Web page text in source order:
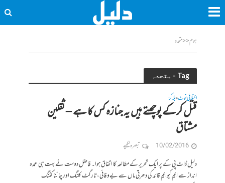
ہوم<<متحدہ
Tag - متحدہ
اختلافی نوٹ•بلاگز
قتل کرکے پوچھتے ہیں یہ جنازہ کس کا ہے – ثقلین
مشتاق
10/02/2016 تبصرہ لکھیے
دلیل ڈاٹ پی کے پر ایک تحریر کے مطالعہ کا اتفاق ہوا۔ فاضل دوست نے بہت ہی عمدہ
انداز سے ایم کیوایم قائد کی دھرتی ماں سے بےوفائی، ٹارگٹ کلنگ اور چائنا کٹنگ